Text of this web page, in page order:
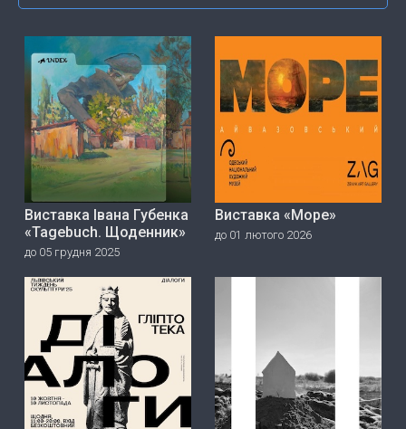
Виставка Івана Губенка
«Tagebuch. Щоденник»
до 05 грудня 2025
Виставка «Море»
до 01 лютого 2026